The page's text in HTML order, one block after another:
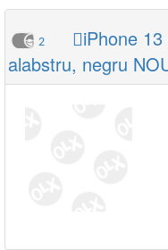
2
iPhone
alabstru, negru